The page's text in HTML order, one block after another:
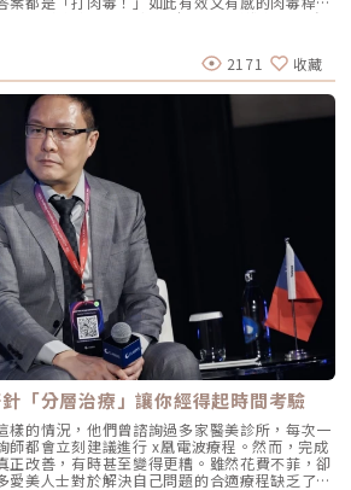
「量身訂製」的全新服務！不但精準作用在臉
還原肌膚的平滑緊緻，還能避開皮笑肉不笑的
菌素維持青春簡直是太美好的禮物。讓人眼花撩
，「肉毒桿菌素」始終是醫美療程熱門指定首
師本人可都是愛用者。只是面對眾多肉毒品牌、
到底要怎麼挑才能省了荷包、又能獲得有效、青
推的皮膚科魏嘉宏院長跟M編分享正確選擇肉毒
業國際認證標章魏院長提到「肉毒桿菌素在醫學
上，它主要是一種神經傳導的阻斷劑，使用在醫
肉，像是讓出現皺紋的肌肉部位放鬆，使皮膚緊
分發達的咀嚼肌進行放鬆，恢復精緻的完美側
肌、厚重的肩膀肌肉上，讓腿部、肩頸恢復優雅
擾，運用的層面相當廣泛。也就是因為推出已經
但要注意因為是施打、注射到肌膚，一定要選擇
與台灣衛福部食品藥物管理署檢驗合法認證且
品，才能安全享受肉毒帶來的青春感受。關鍵
足夠市面上很容易因為不同計價方式造成混淆、
果的案例層出不窮！最大可能原因之一是出在
，或是施打在臉上除皺的「單位數」偷工減料而
皺眉紋、魚尾紋、咀嚼肌需要幾U？不同部位需
，或稱「IU」= International Unit）是指，肉
毒桿菌素的施打單位數。最容易導致肉毒價格
』正常情況下，原裝瓶的肉毒桿菌素為真空的
菌的生理食鹽水去稀釋，稀釋方式就非常重
牌的稀釋比例會依單瓶容量而有所差別，過度
但是維持時間大幅降低。稀釋不夠也不行，可能
易造成前期有眉壓眼的不適。《點擊看完整文章
皮膚科醫美中心-魏嘉宏醫師專欄」
2171 收藏
「分層治療」讓你經得起時間考驗
樣的情況，他們曾諮詢過多家醫美診所，每次一
師都會立刻建議進行 x凰電波療程。然而，完成
正改善，有時甚至變得更糟。雖然花費不菲，卻
愛美人士對於解決自己問題的合適療程缺乏了